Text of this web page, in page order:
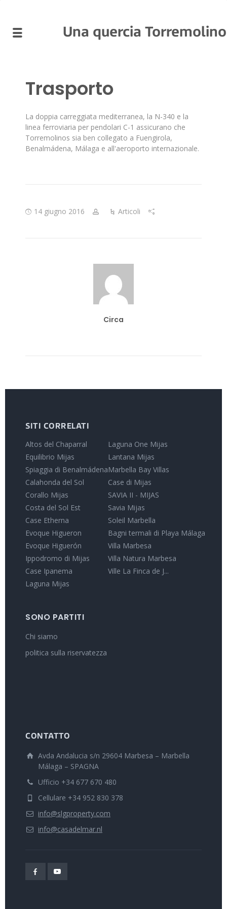
Una quercia
Trasporto
La doppia carreggiata mediterranea, la N-340 e la
linea ferroviaria per pendolari C-1 assicurano che
Torremolinos sia ben collegato a Fuengirola,
Benalmádena, Málaga e all'aeroporto internazionale.
14 giugno 2016 Articoli
Circa
SITI CORRELATI
Altos del Chaparral
Equilibrio Mijas
Spiaggia di Benalmádena
Calahonda del Sol
Corallo Mijas
Costa del Sol Est
Case Etherna
Evoque Higueron
Evoque Higuerón
Ippodromo di Mijas
Case Ipanema
Laguna Mijas
Laguna One Mijas
Lantana Mijas
Marbella Bay Villas
Case di Mijas
SAVIA II - MIJAS
Savia Mijas
Soleil Marbella
Bagni termali di Playa Málaga
Villa Marbesa
Villa Natura Marbesa
Ville La Finca de J...
SONO PARTITI
Chi siamo
politica sulla riservatezza
CONTATTO
Avda Andalucia s/n 29604 Marbesa – Marbella
Málaga – SPAGNA
Ufficio +34 677 670 480
Cellulare +34 952 830 378
info@slgproperty.com
info@casadelmar.nl